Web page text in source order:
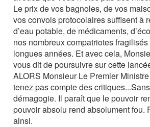
Le prix de vos bagnoles, de vos
vos convois protocolaires suffisent à
d’eau potable, de médicaments,
nos nombreux compatriotes
longues années. Et avec cela,
vous dit de poursuivre sur cette
ALORS Monsieur Le Premier
tenez pas compte des
démagogie. Il paraît que le pouvoir
pouvoir absolu rend absolument fou.
ainsi.